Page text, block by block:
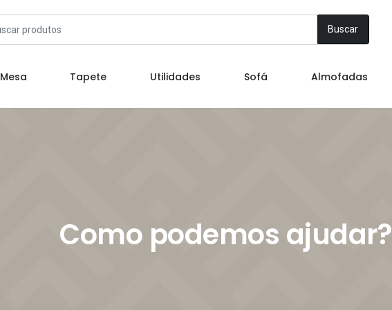
Buscar
Mesa Tapete Utilidades Sofá Almofadas
Como podemos ajudar?